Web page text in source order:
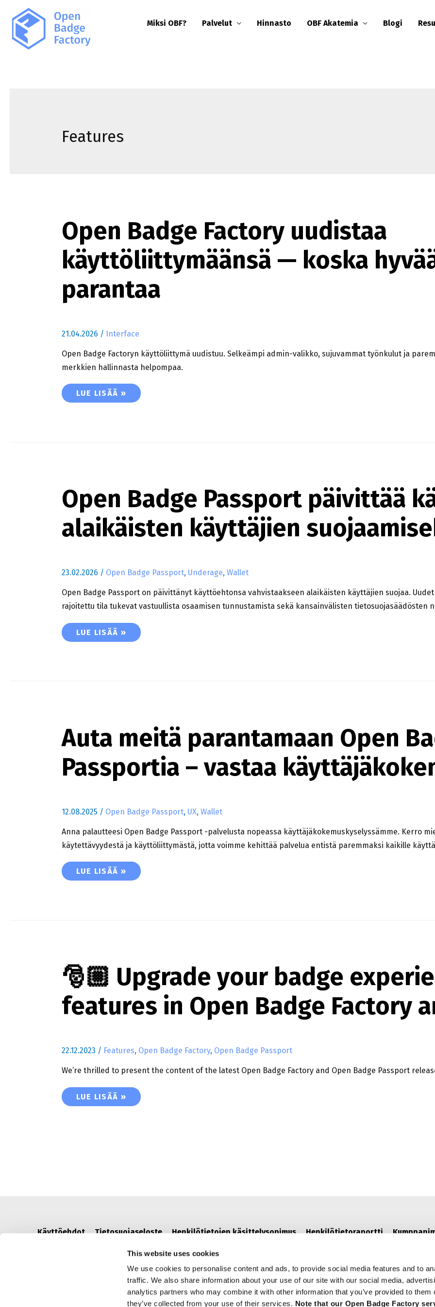
This website uses cookies
We use cookies to personalise content and ads, to provide social media features and to
traffic. We also share information about your use of our site with our social media,
analytics partners who may combine it with other information that you’ve provided to them
they’ve collected from your use of their services. Note that our Open Badge Factory
Miksi OBF? Palvelut Hinnasto OBF Akatemia Blogi
Features
Open Badge Factory uudistaa
käyttöliittymäänsä — koska
parantaa
21.04.2026 / Interface
Open Badge Factoryn käyttöliittymä uudistuu. Selkeämpi admin-valikko, sujuvammat työnkulut ja
merkkien hallinnasta helpompaa.
OPEN BADGE FACTORY UUDISTAA KÄYTTÖLIITTYMÄÄNSÄ — KOSKA HYVÄÄ VOI AINA
LUE LISÄÄ »
Open Badge Passport päivittää
alaikäisten käyttäjien
23.02.2026 / Open Badge Passport, Underage, Wallet
Open Badge Passport on päivittänyt käyttöehtonsa vahvistaakseen alaikäisten käyttäjien suojaa.
rajoitettu tila tukevat vastuullista osaamisen tunnustamista sekä kansainvälisten tietosuojasäädösten
OPEN BADGE PASSPORT PÄIVITTÄÄ KÄYTTÖEHTOJAAN ALAIKÄISTEN KÄYTTÄJIEN
LUE LISÄÄ »
Auta meitä parantamaan Open
Passportia – vastaa
12.08.2025 / Open Badge Passport, UX, Wallet
Anna palautteesi Open Badge Passport -palvelusta nopeassa käyttäjäkokemuskyselyssämme. Kerro
käytettävyydestä ja käyttöliittymästä, jotta voimme kehittää palvelua entistä paremmaksi kaikille
AUTA MEITÄ PARANTAMAAN OPEN BADGE PASSPORTIA – VASTAA
LUE LISÄÄ »
🎅🏼 Upgrade your badge
features in Open Badge Factory
22.12.2023 / Features, Open Badge Factory, Open Badge Passport
We’re thrilled to present the content of the latest Open Badge Factory and Open Badge Passport
🎅🏼 UPGRADE YOUR BADGE EXPERIENCE: NEW FEATURES IN OPEN BADGE FACTORY AND
LUE LISÄÄ »
Käyttöehdot Tietosuojaseloste Henkilötietojen käsittelysopimus Henkilötietoraportti